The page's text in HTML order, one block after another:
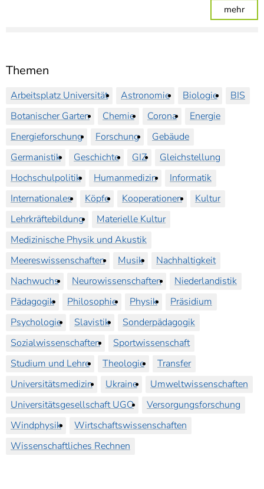
Themen
Arbeitsplatz Universität Astronomie Biologie
BIS
Botanischer Garten
Chemie Corona
Energie
Energieforschung
Forschung
Gebäude
Germanistik
Geschichte GIZ
Gleichstellung
Hochschulpolitik
Humanmedizin
Informatik
Internationales
Köpfe Kooperationen
Kultur
Lehrkräftebildung
Materielle Kultur
Medizinische Physik und Akustik
Meereswissenschaften
Musik
Nachhaltigkeit
Nachwuchs
Neurowissenschaften
Niederlandistik
Pädagogik
Philosophie Physik
Präsidium
Psychologie
Slavistik
Sonderpädagogik
Sozialwissenschaften
Sportwissenschaft
Studium und Lehre
Theologie
Transfer
Universitätsmedizin
Ukraine
Umweltwissenschaften
Universitätsgesellschaft UGO
Versorgungsforschung
Windphysik
Wirtschaftswissenschaften
Wissenschaftliches Rechnen
mehr: